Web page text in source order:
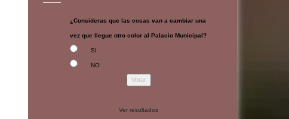
¿Consideras que las cosas van a cambiar una
vez que llegue otro color al Palacio Municipal?
SI
NO
Ver resultados